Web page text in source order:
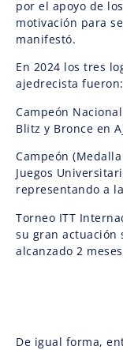
por el apoyo de
motivación para
manifestó.
En 2024 los tres
ajedrecista fueron:
Campeón
Blitz y Bronce en
Campeón
Juegos
representando a
Torneo ITT
su gran actuación
alcanzado 2
De igual forma,